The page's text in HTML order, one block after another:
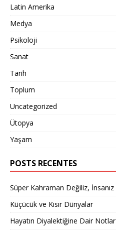
Latin Amerika
Medya
Psikoloji
Sanat
Tarih
Toplum
Uncategorized
Ütopya
Yaşam
POSTS RECENTES
Süper Kahraman Değiliz, İnsanız
Küçücük ve Kısır Dünyalar
Hayatın Diyalektiğine Dair Notlar